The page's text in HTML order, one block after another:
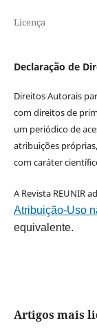
Licença
Declaração de
Direitos Autorais
com direitos de
um periódico de
atribuições
com caráter
A Revista REUNIR
Atribuição-Uso
equivalente.
Artigos mais